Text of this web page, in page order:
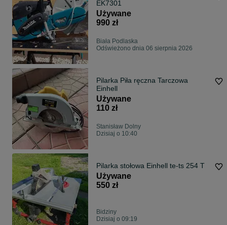
EK7301
Używane
990 zł
Biała Podlaska
Odświeżono dnia 06 sierpnia 2026
Pilarka Piła ręczna Tarczowa
Einhell
Używane
110 zł
Stanisław Dolny
Dzisiaj o 10:40
Pilarka stołowa Einhell te-ts 254 T
Używane
550 zł
Bidziny
Dzisiaj o 09:19